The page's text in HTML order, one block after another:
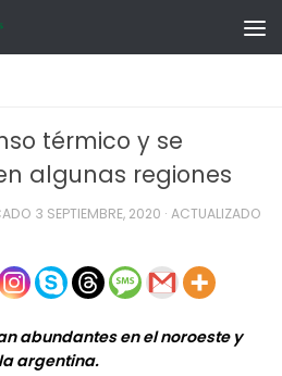
térmico y se
algunas regiones
3 SEPTIEMBRE, 2020 · ACTUALIZADO
abundantes en el noroeste y
argentina.